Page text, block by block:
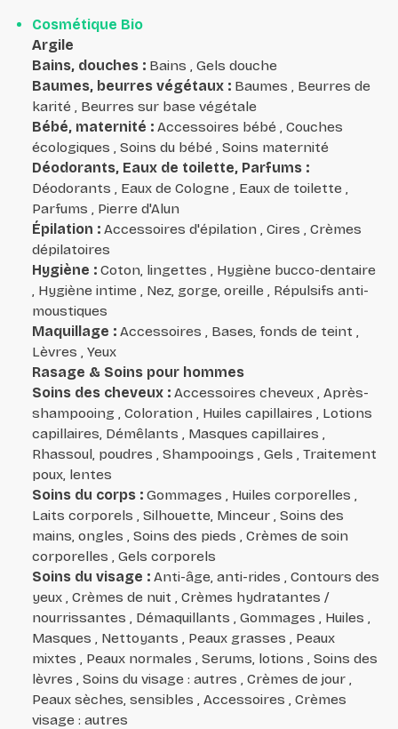
Cosmétique Bio
Argile
Bains, douches : Bains , Gels douche
Baumes, beurres végétaux : Baumes , Beurres de
karité , Beurres sur base végétale
Bébé, maternité : Accessoires bébé , Couches
écologiques , Soins du bébé , Soins maternité
Déodorants, Eaux de toilette, Parfums :
Déodorants , Eaux de Cologne , Eaux de toilette ,
Parfums , Pierre d'Alun
Épilation : Accessoires d'épilation , Cires , Crèmes
dépilatoires
Hygiène : Coton, lingettes , Hygiène bucco-dentaire
, Hygiène intime , Nez, gorge, oreille , Répulsifs anti-
moustiques
Maquillage : Accessoires , Bases, fonds de teint ,
Lèvres , Yeux
Rasage & Soins pour hommes
Soins des cheveux : Accessoires cheveux , Après-
shampooing , Coloration , Huiles capillaires , Lotions
capillaires, Démêlants , Masques capillaires ,
Rhassoul, poudres , Shampooings , Gels , Traitement
poux, lentes
Soins du corps : Gommages , Huiles corporelles ,
Laits corporels , Silhouette, Minceur , Soins des
mains, ongles , Soins des pieds , Crèmes de soin
corporelles , Gels corporels
Soins du visage : Anti-âge, anti-rides , Contours des
yeux , Crèmes de nuit , Crèmes hydratantes /
nourrissantes , Démaquillants , Gommages , Huiles ,
Masques , Nettoyants , Peaux grasses , Peaux
mixtes , Peaux normales , Serums, lotions , Soins des
lèvres , Soins du visage : autres , Crèmes de jour ,
Peaux sèches, sensibles , Accessoires , Crèmes
visage : autres